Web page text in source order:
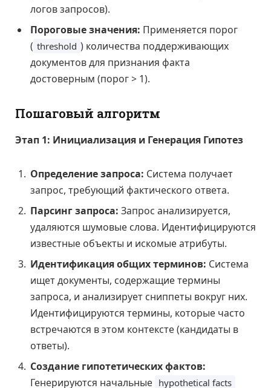
логов запросов).
Пороговые значения: Применяется порог
( threshold ) количества поддерживающих
документов для признания факта
достоверным (порог > 1).
Пошаговый алгоритм
Этап 1: Инициализация и Генерация Гипотез
Определение запроса: Система получает
запрос, требующий фактического ответа.
Парсинг запроса: Запрос анализируется,
удаляются шумовые слова. Идентифицируются
известные объекты и искомые атрибуты.
Идентификация общих терминов: Система
ищет документы, содержащие термины
запроса, и анализирует сниппеты вокруг них.
Идентифицируются термины, которые часто
встречаются в этом контексте (кандидаты в
ответы).
Создание гипотетических фактов:
Генерируются начальные hypothetical facts